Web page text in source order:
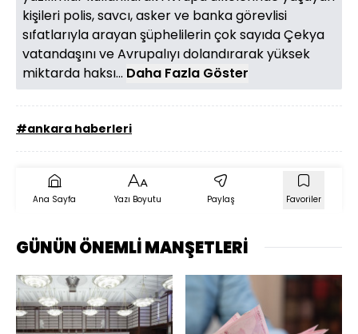
kişileri polis, savcı, asker ve banka görevlisi
sıfatlarıyla arayan şüphelilerin çok sayıda Çekya
vatandaşını ve Avrupalıyı dolandırarak yüksek
miktarda haksı... Daha Fazla Göster
#ankara haberleri
Ana Sayfa Yazı Boyutu Paylaş Favoriler
GÜNÜN ÖNEMLİ MANŞETLERİ